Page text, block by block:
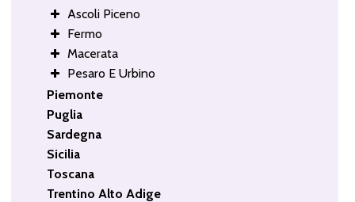
Ascoli Piceno
Fermo
Macerata
Pesaro E Urbino
Piemonte
Puglia
Sardegna
Sicilia
Toscana
Trentino Alto Adige